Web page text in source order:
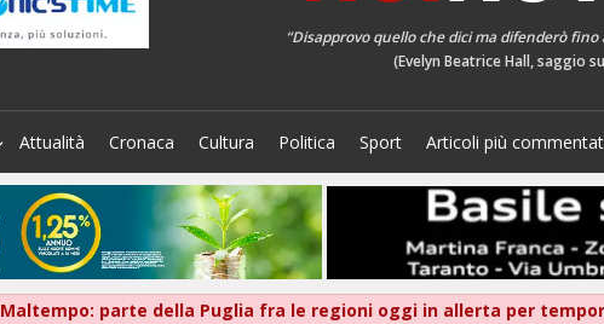
“Disapprovo quello che dici ma difenderò
(Evelyn Beatrice Hall, saggio
Attualità Cronaca Cultura Politica Sport Articoli più
Maltempo: parte della Puglia fra le regioni oggi in allerta per